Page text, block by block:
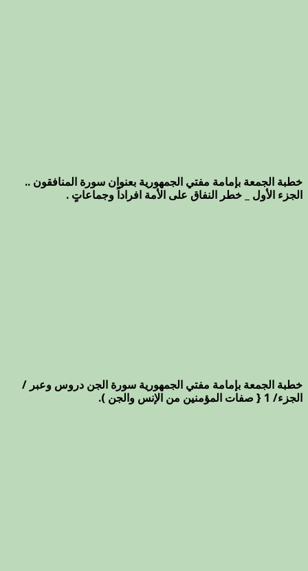
خطبة الجمعة بإمامة مفتي الجمهورية بعنوان سورة المنافقون ..
الجزء الأول _ خطر النفاق على الأمة افراداً وجماعاتٍ .
خطبة الجمعة بإمامة مفتي الجمهورية سورة الجن دروس وعبر /
الجزء/ 1 { صفات المؤمنين من الإنس والجن ).